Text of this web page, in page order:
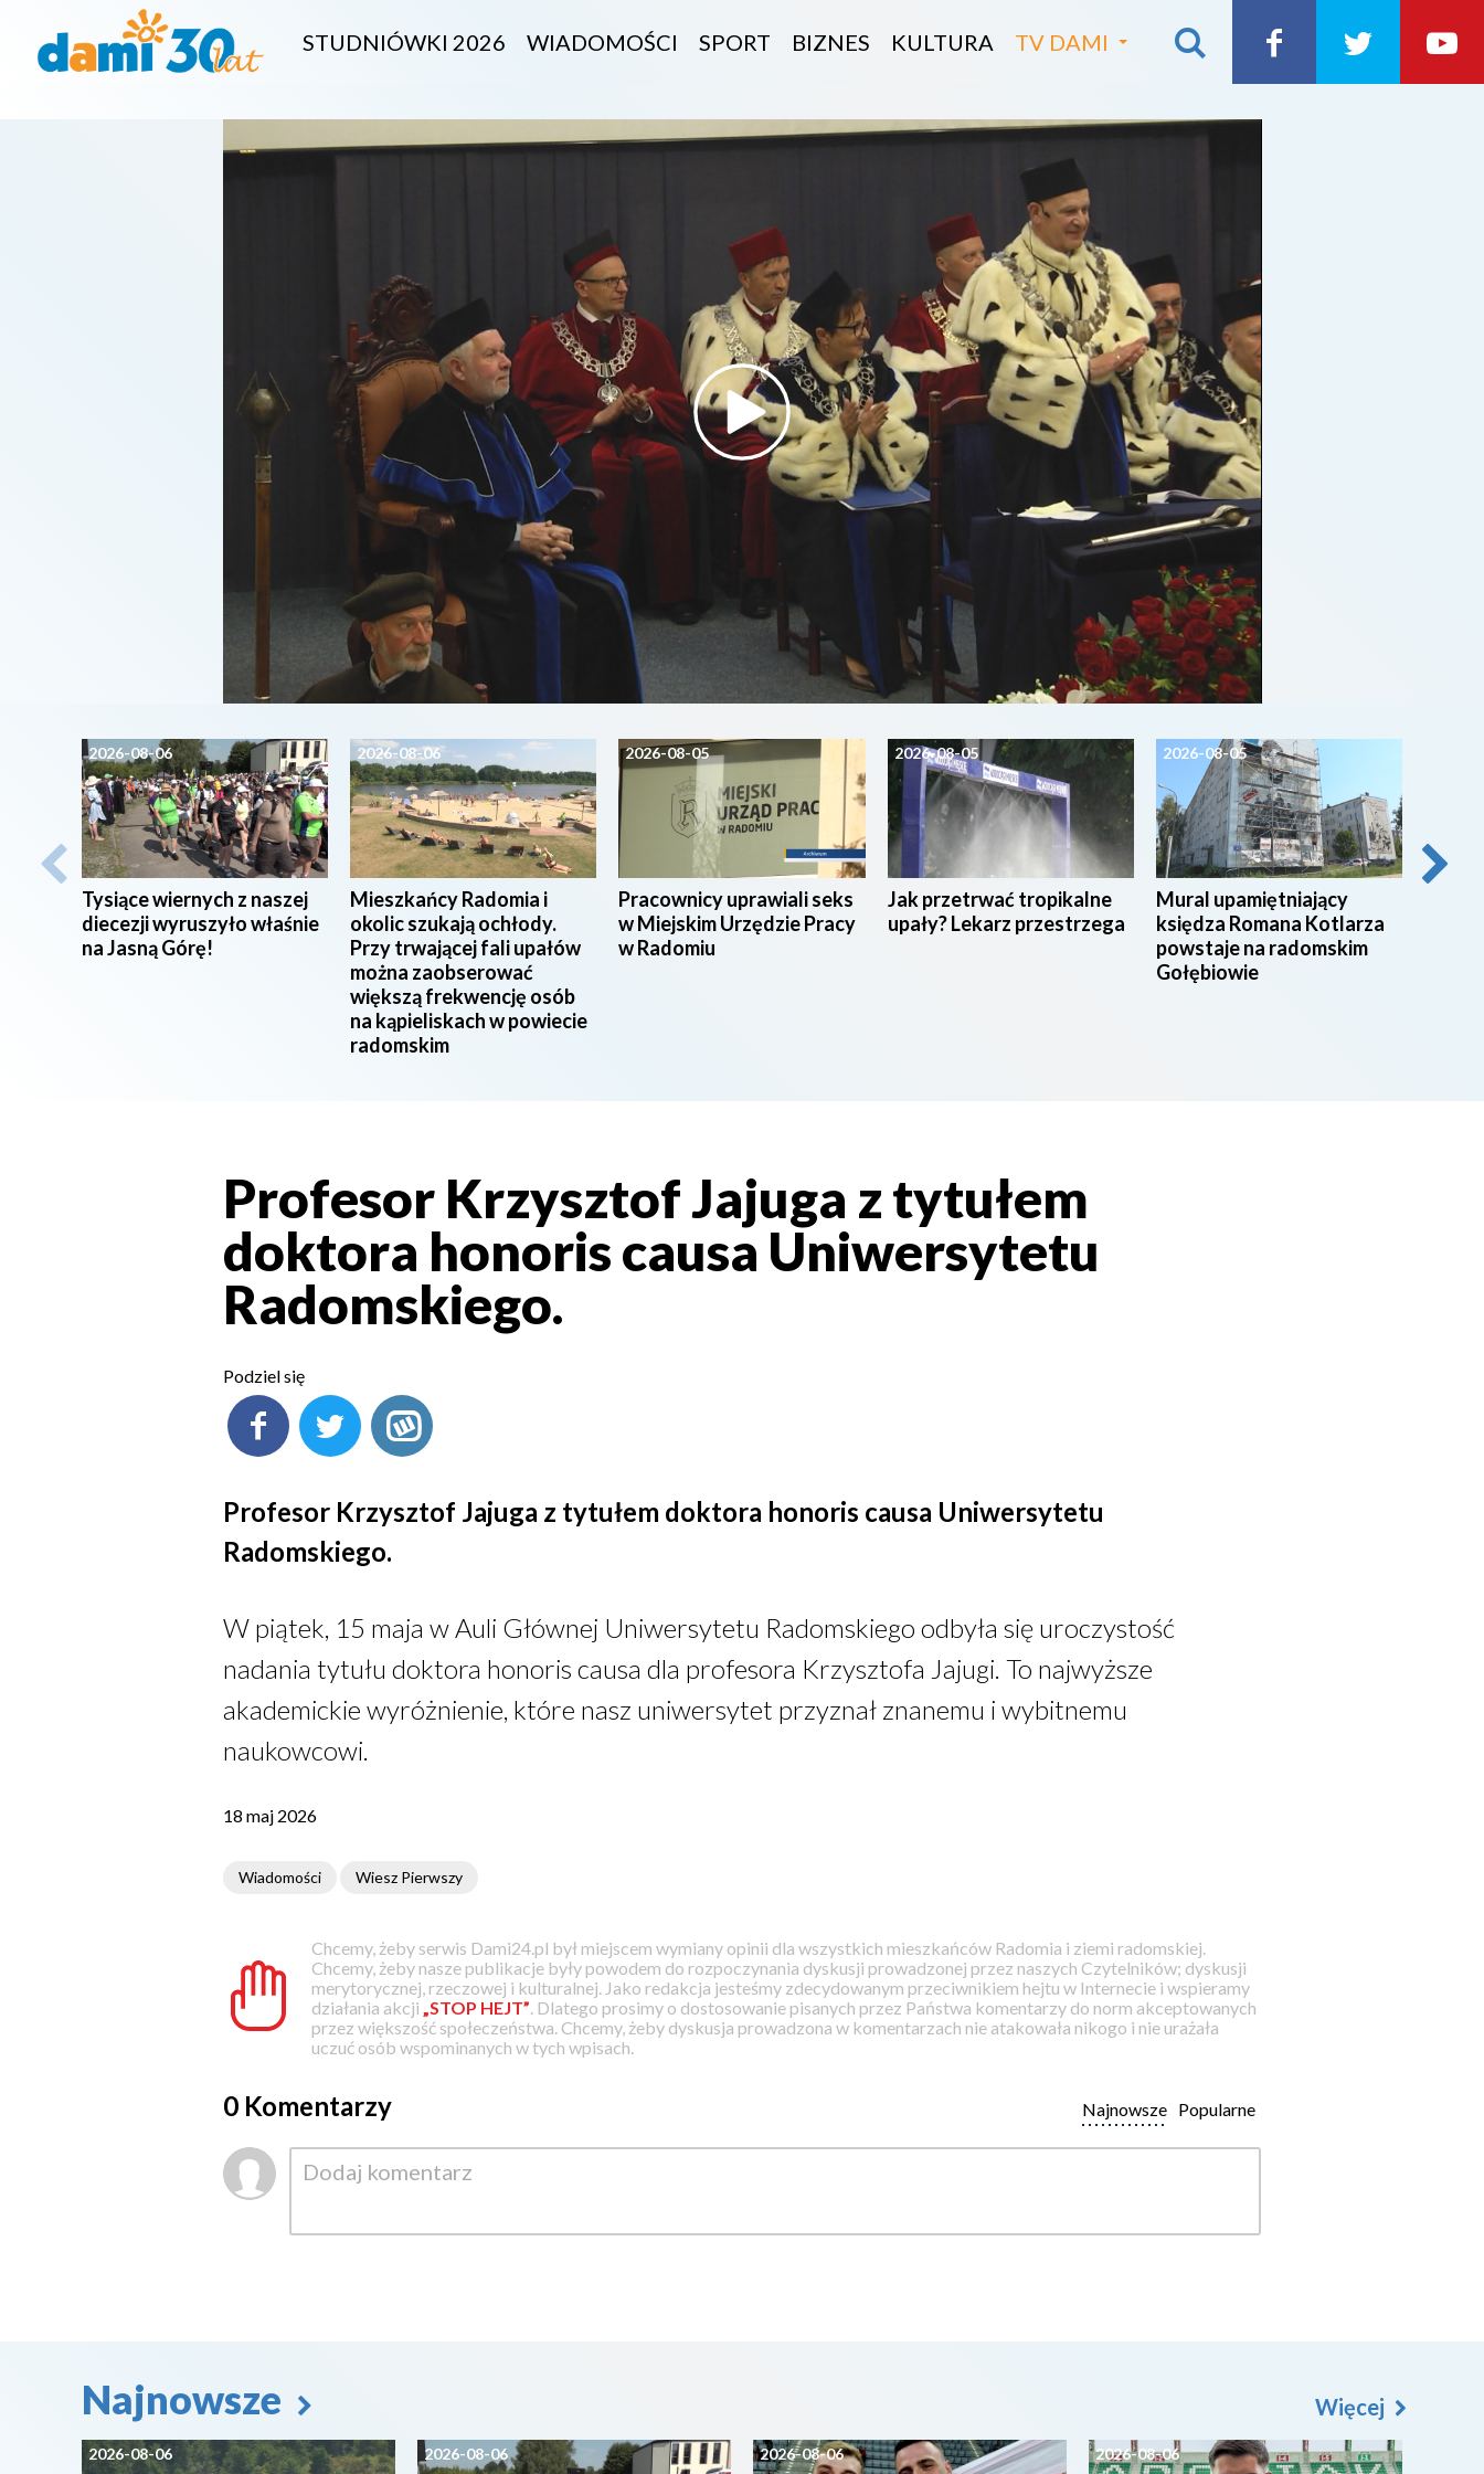
STUDNIÓWKI 2026 WIADOMOŚCI SPORT BIZNES KULTURA TV DAMI
2026-08-06
Tysiące wiernych z naszej
diecezji wyruszyło właśnie
na Jasną Górę!
2026-08-06
Mieszkańcy Radomia i
okolic szukają ochłody.
Przy trwającej fali upałów
można zaobserować
większą frekwencję osób
na kąpieliskach w powiecie
radomskim
2026-08-05
Pracownicy uprawiali seks
w Miejskim Urzędzie Pracy
w Radomiu
2026-08-05
Jak przetrwać tropikalne
upały? Lekarz przestrzega
2026-08-05
Mural upamiętniający
księdza Romana Kotlarza
powstaje na radomskim
Gołębiowie
Profesor Krzysztof Jajuga z tytułem
doktora honoris causa Uniwersytetu
Radomskiego.
Podziel się
Profesor Krzysztof Jajuga z tytułem doktora honoris causa Uniwersytetu
Radomskiego.
W piątek, 15 maja w Auli Głównej Uniwersytetu Radomskiego odbyła się uroczystość
nadania tytułu doktora honoris causa dla profesora Krzysztofa Jajugi. To najwyższe
akademickie wyróżnienie, które nasz uniwersytet przyznał znanemu i wybitnemu
naukowcowi.
18 maj 2026
Wiadomości Wiesz Pierwszy
Chcemy, żeby serwis Dami24.pl był miejscem wymiany opinii dla wszystkich mieszkańców Radomia i ziemi radomskiej.
Chcemy, żeby nasze publikacje były powodem do rozpoczynania dyskusji prowadzonej przez naszych Czytelników; dyskusji
merytorycznej, rzeczowej i kulturalnej. Jako redakcja jesteśmy zdecydowanym przeciwnikiem hejtu w Internecie i wspieramy
działania akcji „STOP HEJT” . Dlatego prosimy o dostosowanie pisanych przez Państwa komentarzy do norm akceptowanych
przez większość społeczeństwa. Chcemy, żeby dyskusja prowadzona w komentarzach nie atakowała nikogo i nie urażała
uczuć osób wspominanych w tych wpisach.
0 Komentarzy Popularne
Najnowsze
Najnowsze
2026-08-06 2026-08-06 2026-08-06 2026-08-06
Więcej